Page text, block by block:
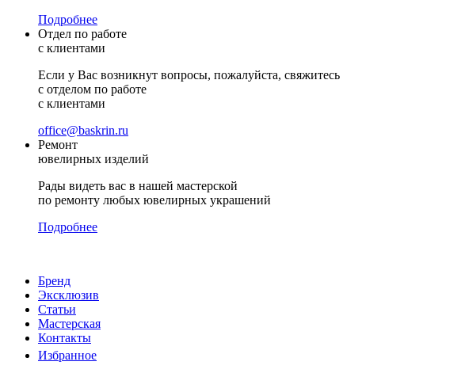
Подробнее
Отдел по работе
с клиентами
Если у Вас возникнут вопросы, пожалуйста, свяжитесь
с отделом по работе
с клиентами
office@baskrin.ru
Ремонт
ювелирных изделий
Рады видеть вас в нашей мастерской
по ремонту любых ювелирных украшений
Подробнее
Бренд
Эксклюзив
Статьи
Мастерская
Контакты
Избранное